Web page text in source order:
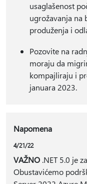
usaglašenost
ugrožavanja na
produženja i
Pozovite na
moraju da
kompajliraju i
januara 2023.
Napomena
4/21/22
VAŽNO.NET 5.0 je
Obustavićemo